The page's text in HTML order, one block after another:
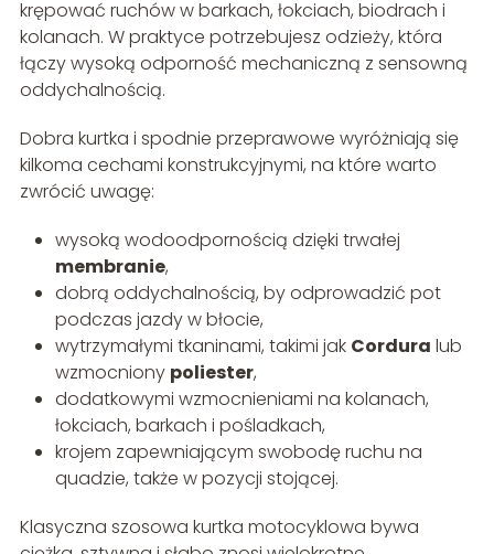
krępować ruchów w barkach, łokciach, biodrach i
kolanach. W praktyce potrzebujesz odzieży, która
łączy wysoką odporność mechaniczną z sensowną
oddychalnością.
Dobra kurtka i spodnie przeprawowe wyróżniają się
kilkoma cechami konstrukcyjnymi, na które warto
zwrócić uwagę:
wysoką wodoodpornością dzięki trwałej
membranie,
dobrą oddychalnością, by odprowadzić pot
podczas jazdy w błocie,
wytrzymałymi tkaninami, takimi jak Cordura lub
wzmocniony poliester,
dodatkowymi wzmocnieniami na kolanach,
łokciach, barkach i pośladkach,
krojem zapewniającym swobodę ruchu na
quadzie, także w pozycji stojącej.
Klasyczna szosowa kurtka motocyklowa bywa